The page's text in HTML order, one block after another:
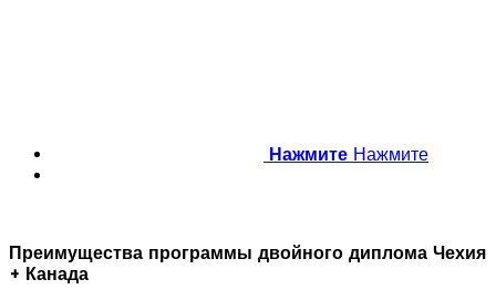
Нажмите Нажмите
Преимущества программы двойного диплома Чехия
+ Канада